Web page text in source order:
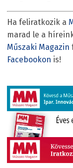
Ha feliratkozik a
marad le a
Műszaki Magazin
Facebookon is!